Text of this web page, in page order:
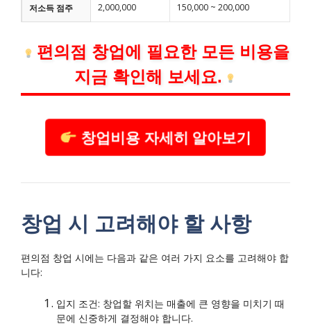
저소득 점주 2,000,000 150,000 ~ 200,000
편의점 창업에 필요한 모든 비용을
지금 확인해 보세요.
창업비용 자세히 알아보기
창업 시 고려해야 할 사항
편의점 창업 시에는 다음과 같은 여러 가지 요소를 고려해야 합
니다:
입지 조건: 창업할 위치는 매출에 큰 영향을 미치기 때
문에 신중하게 결정해야 합니다.